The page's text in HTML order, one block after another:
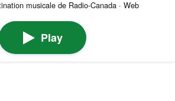
musicale de Radio-Canada · Web
Play